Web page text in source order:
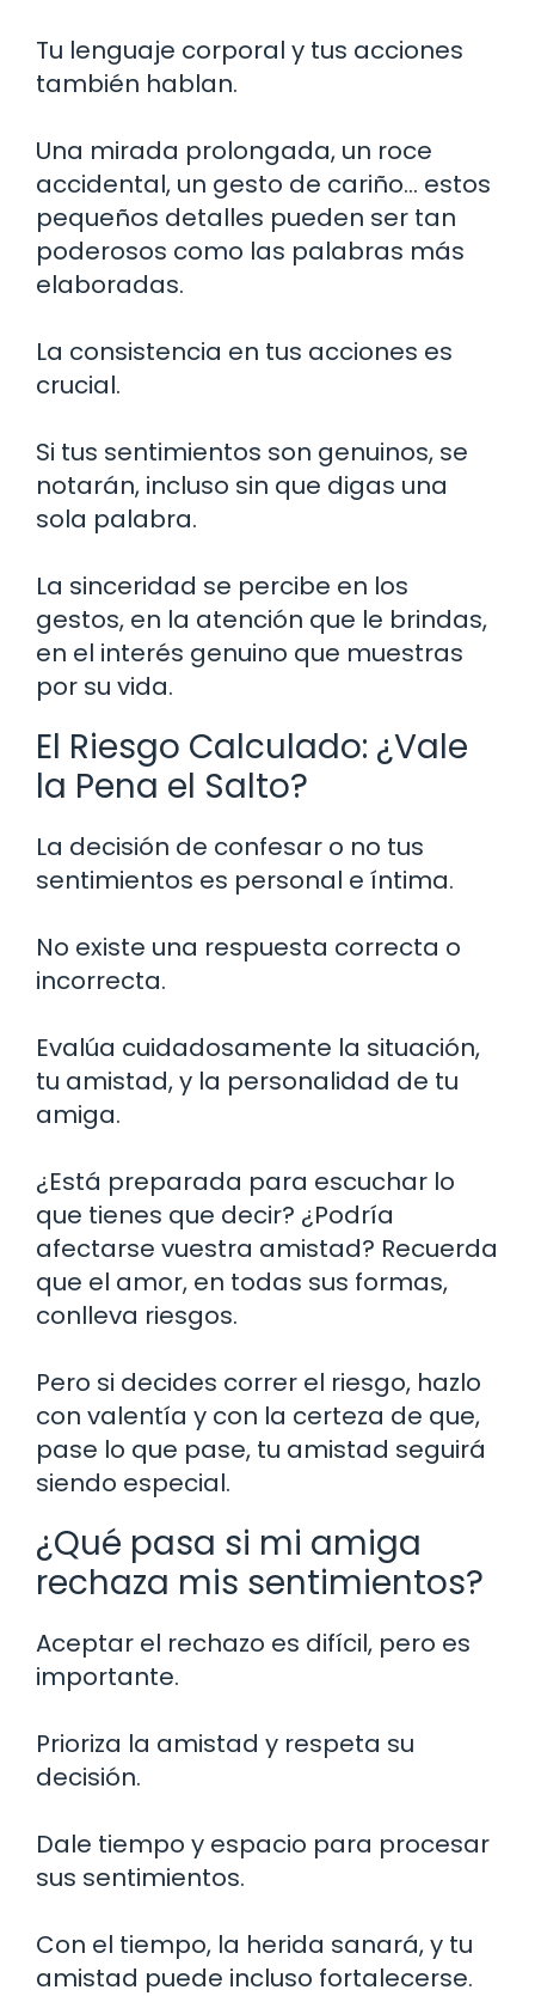
Tu lenguaje corporal y tus acciones
también hablan.
Una mirada prolongada, un roce
accidental, un gesto de cariño… estos
pequeños detalles pueden ser tan
poderosos como las palabras más
elaboradas.
La consistencia en tus acciones es
crucial.
Si tus sentimientos son genuinos, se
notarán, incluso sin que digas una
sola palabra.
La sinceridad se percibe en los
gestos, en la atención que le brindas,
en el interés genuino que muestras
por su vida.
El Riesgo Calculado: ¿Vale
la Pena el Salto?
La decisión de confesar o no tus
sentimientos es personal e íntima.
No existe una respuesta correcta o
incorrecta.
Evalúa cuidadosamente la situación,
tu amistad, y la personalidad de tu
amiga.
¿Está preparada para escuchar lo
que tienes que decir? ¿Podría
afectarse vuestra amistad? Recuerda
que el amor, en todas sus formas,
conlleva riesgos.
Pero si decides correr el riesgo, hazlo
con valentía y con la certeza de que,
pase lo que pase, tu amistad seguirá
siendo especial.
¿Qué pasa si mi amiga
rechaza mis sentimientos?
Aceptar el rechazo es difícil, pero es
importante.
Prioriza la amistad y respeta su
decisión.
Dale tiempo y espacio para procesar
sus sentimientos.
Con el tiempo, la herida sanará, y tu
amistad puede incluso fortalecerse.